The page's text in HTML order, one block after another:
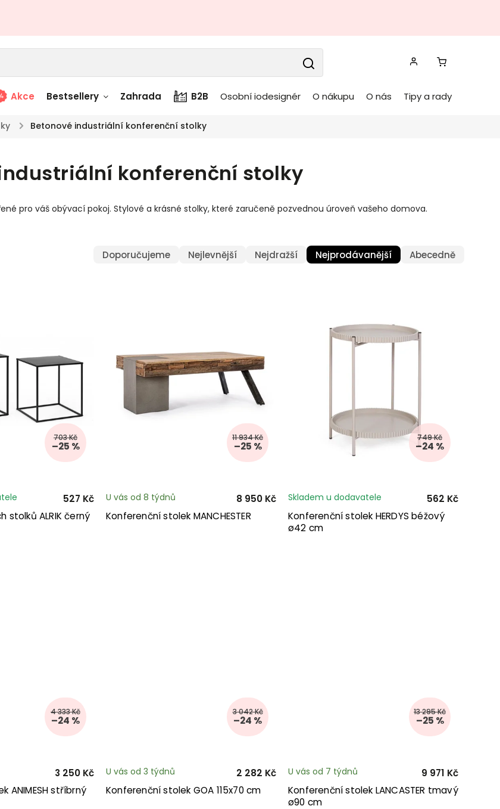
Zahradní nábytek
skladem
Textílie skladem
Akce Bestsellery Zahrada B2B Osobní iodesignér O nákupu O nás Tipy a rady
/ Betonové industriální konferenční stolky
konferenční stolky
pro váš obývací pokoj. Stylové a krásné stolky, které zaručeně pozvednou úroveň vašeho domova.
Doporučujeme Nejlevnější Nejdražší Nejprodávanější Abecedně
703 Kč
–25 %
stolků ALRIK černý
527 Kč
11 934 Kč
–25 %
Konferenční stolek MANCHESTER
U vás od 8 týdnů 8 950 Kč
749 Kč
–24 %
Konferenční stolek HERDYS béžový
ø42 cm
Skladem u dodavatele 562 Kč
4 333 Kč
–24 %
ANIMESH stříbrný
3 250 Kč
3 042 Kč
–24 %
Konferenční stolek GOA 115x70 cm
U vás od 3 týdnů 2 282 Kč
13 295 Kč
–25 %
Konferenční stolek LANCASTER tmavý
ø90 cm
U vás od 7 týdnů 9 971 Kč